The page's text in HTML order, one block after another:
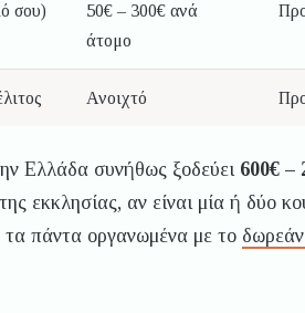
σου)
50€ – 300€ ανά
άτομο
Ανοιχτό
Ελλάδα συνήθως ξοδεύει 600€ –
εκκλησίας, αν είναι μία ή δύο
πάντα οργανωμένα με το